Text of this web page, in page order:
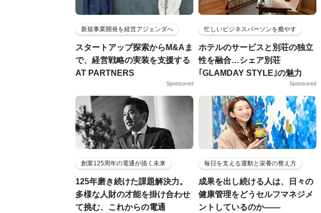
新規事業開発を経営アジェンダへ
スタートアップ探索からM&Aま
で、経営戦略の実装を支援する
AT PARTNERS
Sponsored
忙しいビジネスパーソンを癒やす
ホテルのサービスと別荘の独立
性を融合…シェア別荘
｢GLAMDAY STYLE｣の魅力
Sponsored
創業125周年の電通が描く未来
125年磨き続けた課題解決力。
多様な人財の才能を掛け合わせ
て挑む、これからの電通
毎日を支える運動と栄養の整え方
成果を出し続ける人は、日々の
健康管理をどうセルフマネジメ
ントしているのか——